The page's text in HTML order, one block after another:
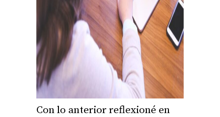
Con lo anterior reflexioné en